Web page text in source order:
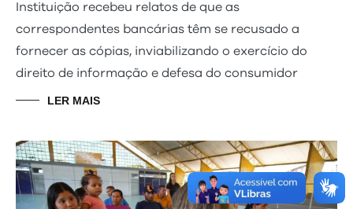
Instituição recebeu relatos de que as
correspondentes bancárias têm se recusado a
fornecer as cópias, inviabilizando o exercício do
direito de informação e defesa do consumidor
LER MAIS